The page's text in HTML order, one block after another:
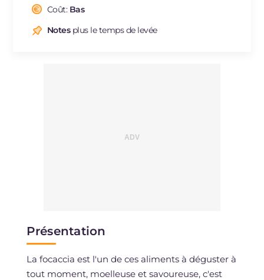
Sodium
Coût: Bas
Notesplus le temps de levée
Présentation
La focaccia est l'un de ces aliments à déguster à
tout moment, moelleuse et savoureuse, c'est